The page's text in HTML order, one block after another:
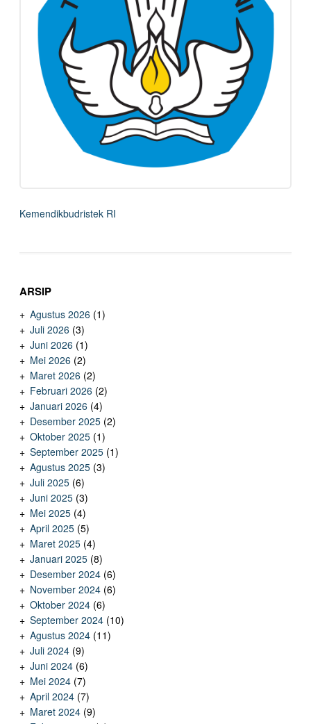
Kemendikbudristek RI
ARSIP
Agustus 2026 (1)
Juli 2026 (3)
Juni 2026 (1)
Mei 2026 (2)
Maret 2026 (2)
Februari 2026 (2)
Januari 2026 (4)
Desember 2025(2)
Oktober 2025(1)
September 2025(1)
Agustus 2025(3)
Juli 2025(6)
Juni 2025(3)
Mei 2025(4)
April 2025(5)
Maret 2025(4)
Januari 2025(8)
Desember 2024(6)
November 2024(6)
Oktober 2024(6)
September 2024(10)
Agustus 2024(11)
Juli 2024(9)
Juni 2024(6)
Mei 2024(7)
April 2024(7)
Maret 2024(9)